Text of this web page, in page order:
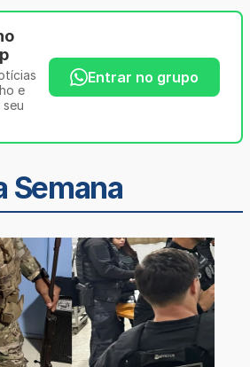
e
Entrar no grupo
Semana